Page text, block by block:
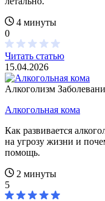
4 минуты
0
Читать статью
15.04.2026
Алкоголизм
Алкогольная кома
Как развивается
на угрозу жизни и
помощь.
2 минуты
5